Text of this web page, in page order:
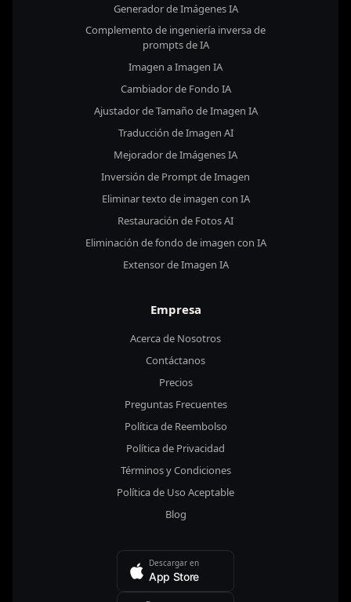
Generador de Imágenes IA
Complemento de ingeniería inversa de
prompts de IA
Imagen a Imagen IA
Cambiador de Fondo IA
Ajustador de Tamaño de Imagen IA
Traducción de Imagen AI
Mejorador de Imágenes IA
Inversión de Prompt de Imagen
Eliminar texto de imagen con IA
Restauración de Fotos AI
Eliminación de fondo de imagen con IA
Extensor de Imagen IA
Empresa
Acerca de Nosotros
Contáctanos
Precios
Preguntas Frecuentes
Política de Reembolso
Política de Privacidad
Términos y Condiciones
Política de Uso Aceptable
Blog
Descargar en
App Store